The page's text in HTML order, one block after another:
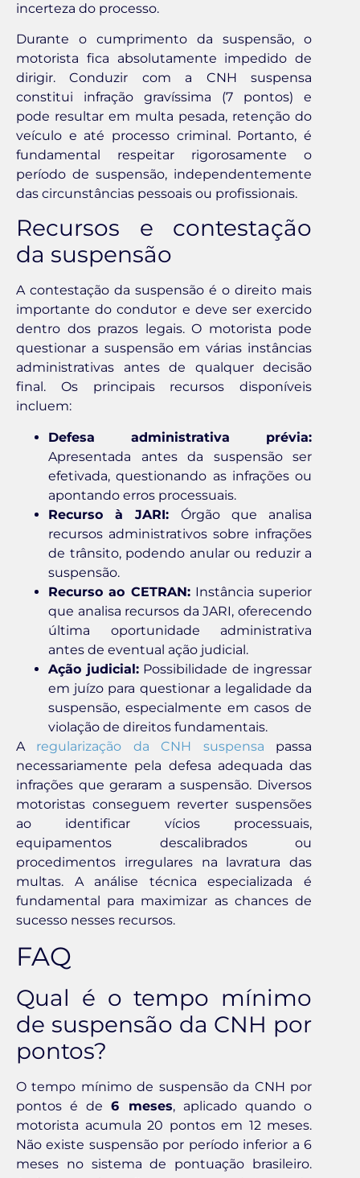
incerteza do processo.
Durante o cumprimento da suspensão, o
motorista fica absolutamente impedido de
dirigir. Conduzir com a CNH suspensa
constitui infração gravíssima (7 pontos) e
pode resultar em multa pesada, retenção do
veículo e até processo criminal. Portanto, é
fundamental respeitar rigorosamente o
período de suspensão, independentemente
das circunstâncias pessoais ou profissionais.
Recursos e contestação
da suspensão
A contestação da suspensão é o direito mais
importante do condutor e deve ser exercido
dentro dos prazos legais. O motorista pode
questionar a suspensão em várias instâncias
administrativas antes de qualquer decisão
final. Os principais recursos disponíveis
incluem:
Defesa administrativa prévia:
Apresentada antes da suspensão ser
efetivada, questionando as infrações ou
apontando erros processuais.
Recurso à JARI: Órgão que analisa
recursos administrativos sobre infrações
de trânsito, podendo anular ou reduzir a
suspensão.
Recurso ao CETRAN:Instância superior
que analisa recursos da JARI, oferecendo
última oportunidade administrativa
antes de eventual ação judicial.
Ação judicial:Possibilidade de ingressar
em juízo para questionar a legalidade da
suspensão, especialmente em casos de
violação de direitos fundamentais.
A regularização da CNH suspensa passa
necessariamente pela defesa adequada das
infrações que geraram a suspensão. Diversos
motoristas conseguem reverter suspensões
ao identificar vícios processuais,
equipamentos descalibrados ou
procedimentos irregulares na lavratura das
multas. A análise técnica especializada é
fundamental para maximizar as chances de
sucesso nesses recursos.
FAQ
Qual é o tempo mínimo
de suspensão da CNH por
pontos?
O tempo mínimo de suspensão da CNH por
pontos é de6 meses, aplicado quando o
motorista acumula 20 pontos em 12 meses.
Não existe suspensão por período inferior a 6
meses no sistema de pontuação brasileiro.